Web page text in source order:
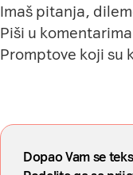
Imaš pitanja,
Piši u
Promptove koji su
Dopao Vam se